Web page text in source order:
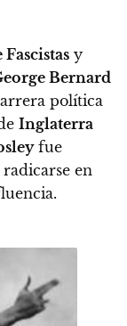
y
Bernard
política
Inglaterra
fue
en